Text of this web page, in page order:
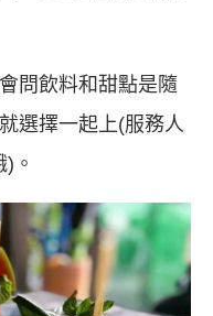
問飲料和甜點是隨
選擇一起上(服務人
。